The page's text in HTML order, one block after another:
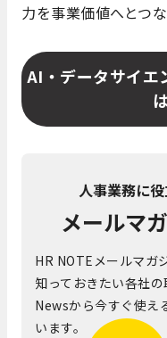
力を事業価値へとつ
AI・データサイエ
人事業務に
メールマ
HR NOTEメールマガ
知っておきたい各社
Newsから今すぐ使え
います。